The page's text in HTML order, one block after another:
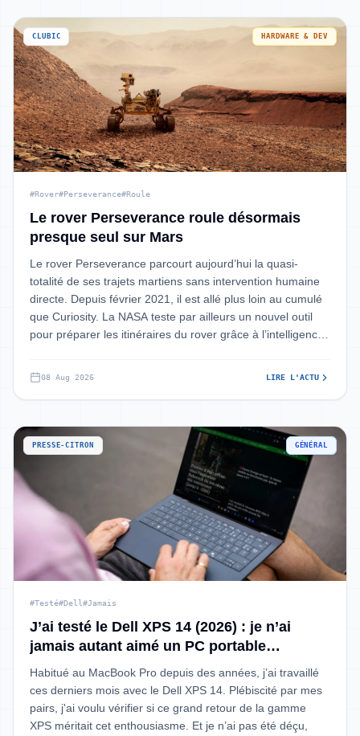
CLUBIC HARDWARE & DEV
#Rover#Perseverance#Roule
Le rover Perseverance roule désormais
presque seul sur Mars
Le rover Perseverance parcourt aujourd’hui la quasi-
totalité de ses trajets martiens sans intervention humaine
directe. Depuis février 2021, il est allé plus loin au cumulé
que Curiosity. La NASA teste par ailleurs un nouvel outil
pour préparer les itinéraires du rover grâce à l’intelligence
08 Aug 2026 LIRE L'ACTU
PRESSE-CITRON GÉNÉRAL
#Testé#Dell #Jamais
J’ai testé le Dell XPS 14 (2026) : je n’ai
jamais autant aimé un PC portable
Windows
Habitué au MacBook Pro depuis des années, j’ai travaillé
ces derniers mois avec le Dell XPS 14. Plébiscité par mes
pairs, j'ai voulu vérifier si ce grand retour de la gamme
XPS méritait cet enthousiasme. Et je n’ai pas été déçu,